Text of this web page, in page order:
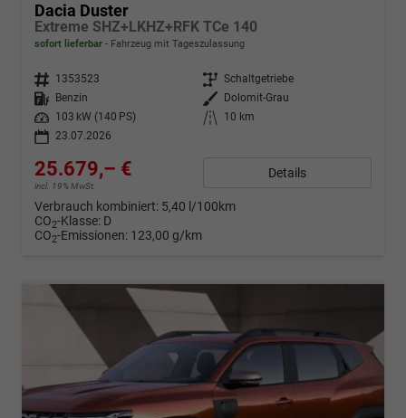
Dacia Duster
Extreme SHZ+LKHZ+RFK TCe 140
sofort lieferbar Fahrzeug mit Tageszulassung
Fahrzeugnr. 1353523 Getriebe Schaltgetriebe
Kraftstoff
Benzin Außenfarbe
Dolomit-Grau
Leistung
103 kW (140 PS) Kilometerstand
10 km
23.07.2026
25.679,– €
incl. 19% MwSt.
Details
Verbrauch kombiniert: 5,40 l/100km
CO2-Klasse: D
CO2-Emissionen: 123,00 g/km